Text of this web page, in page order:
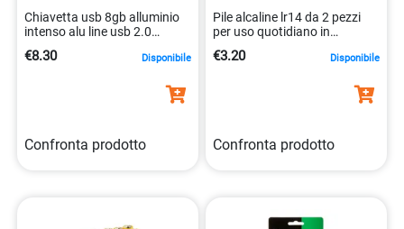
Chiavetta usb 8gb alluminio
intenso alu line usb 2.0
€8.30 Disponibile
Confronta prodotto
Pile alcaline lr14 da 2 pezzi
per uso quotidiano in
4034303027200
€3.20 Disponibile
Confronta prodotto